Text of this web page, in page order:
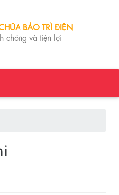
BẢO TRÌ ĐIỆN
chóng và tiện lợi